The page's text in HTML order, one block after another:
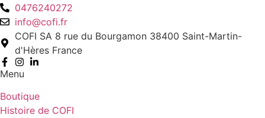
0476240272
info@cofi.fr
COFI SA 8 rue du Bourgamon 38400 Saint-Martin-
d'Hères France
Menu
Boutique
Histoire de COFI